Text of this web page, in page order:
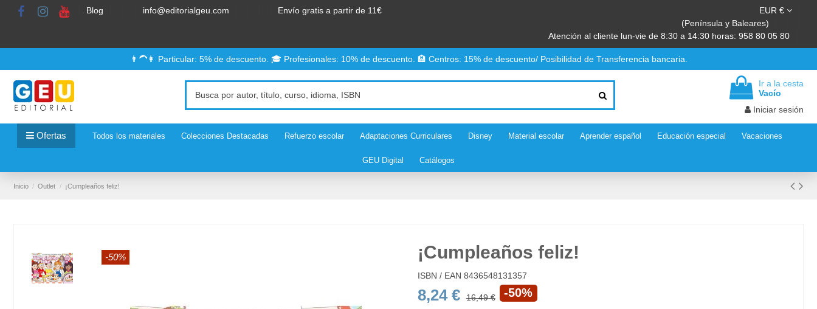
Blog info@editorialgeu.com Envío gratis a partir de 11€
EUR €
(Península y Baleares)
Atención al cliente lun-vie de 8:30 a 14:30 horas: 958 80 05 80
👨‍🦱👩 Particular: 5% de descuento. 🎓 Profesionales: 10% de descuento. 🏨 Centros: 15% de descuento/ Posibilidad de Transferencia bancaria.
Ir a la cesta
Vacío
Iniciar sesión
Ofertas Todos los materiales Colecciones Destacadas Refuerzo escolar Adaptaciones Curriculares Disney Material escolar Aprender español Educación especial Vacaciones
GEU Digital Catálogos
Inicio Outlet ¡Cumpleaños feliz!
-50% ¡Cumpleaños feliz!
ISBN / EAN 8436548131357
8,24 € 16,49 € -50%